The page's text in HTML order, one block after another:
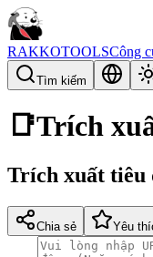
RAKKOTOOLSCông
Tìm kiếm
📑Trích
Trích xuất tiêu
Chia sẻ Yêu